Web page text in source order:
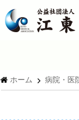
ホーム 病院・医